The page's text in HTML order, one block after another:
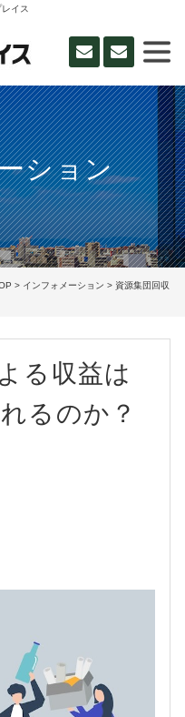
イス
ション
> インフォメーション > 資源集団回収
る収益は
るのか？